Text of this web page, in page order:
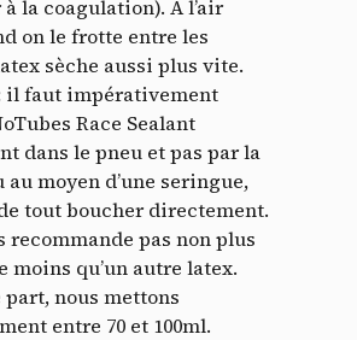
la coagulation). A l’air
on le frotte entre les
sèche aussi plus vite.
il faut impérativement
Race Sealant
dans le pneu et pas par la
au moyen d’une seringue,
tout boucher directement.
recommande pas non plus
moins qu’un autre latex.
nous mettons
entre 70 et 100ml.